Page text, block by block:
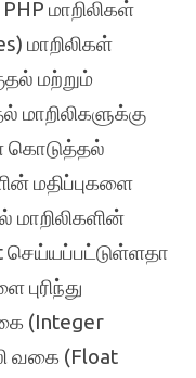
PHP மாறிலிகள்
மாறிலிகள்
மற்றும்
மாறிலிகளுக்கு
கொடுத்தல்
மதிப்புகளை
மாறிலிகளின்
செய்யப்பட்டுள்ளதா
(Integer
வகை (Float